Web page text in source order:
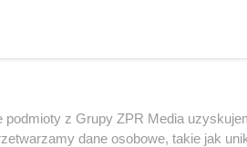
z Grupy ZPR Media
dane osobowe, takie jak